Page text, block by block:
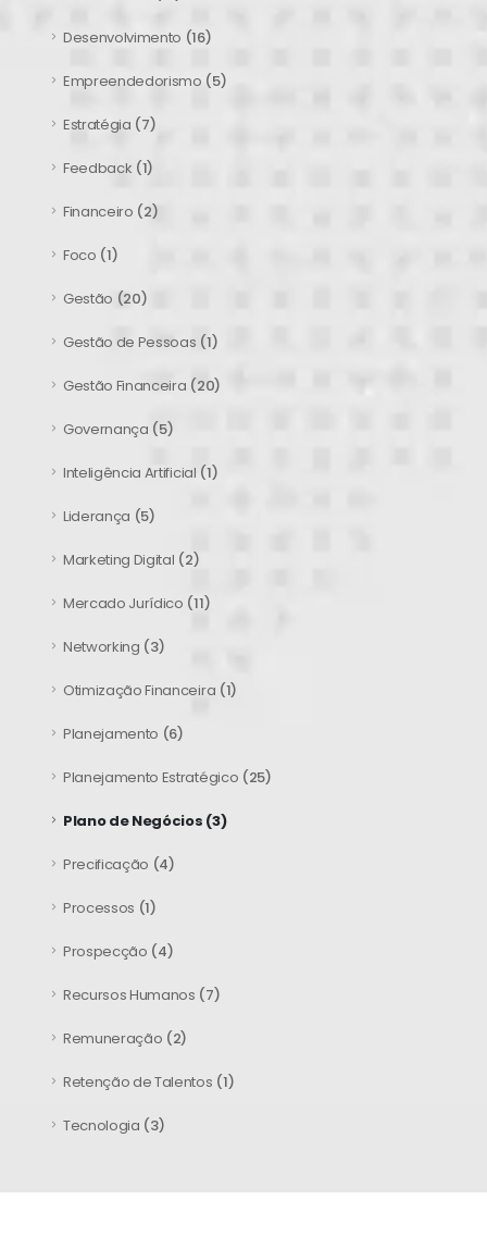
Desenvolvimento (16)
Empreendedorismo (5)
Estratégia (7)
Feedback (1)
Financeiro (2)
Foco (1)
Gestão (20)
Gestão de Pessoas (1)
Gestão Financeira (20)
Governança (5)
Inteligência Artificial (1)
Liderança (5)
Marketing Digital (2)
Mercado Jurídico (11)
Networking (3)
Otimização Financeira (1)
Planejamento (6)
Planejamento Estratégico (25)
Plano de Negócios (3)
Precificação (4)
Processos (1)
Prospecção (4)
Recursos Humanos (7)
Remuneração (2)
Retenção de Talentos (1)
Tecnologia (3)